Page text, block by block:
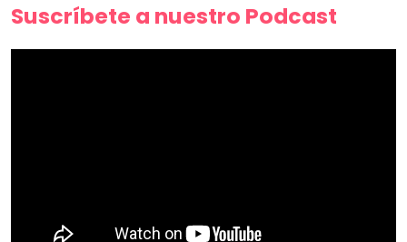
Suscríbete a nuestro Podcast